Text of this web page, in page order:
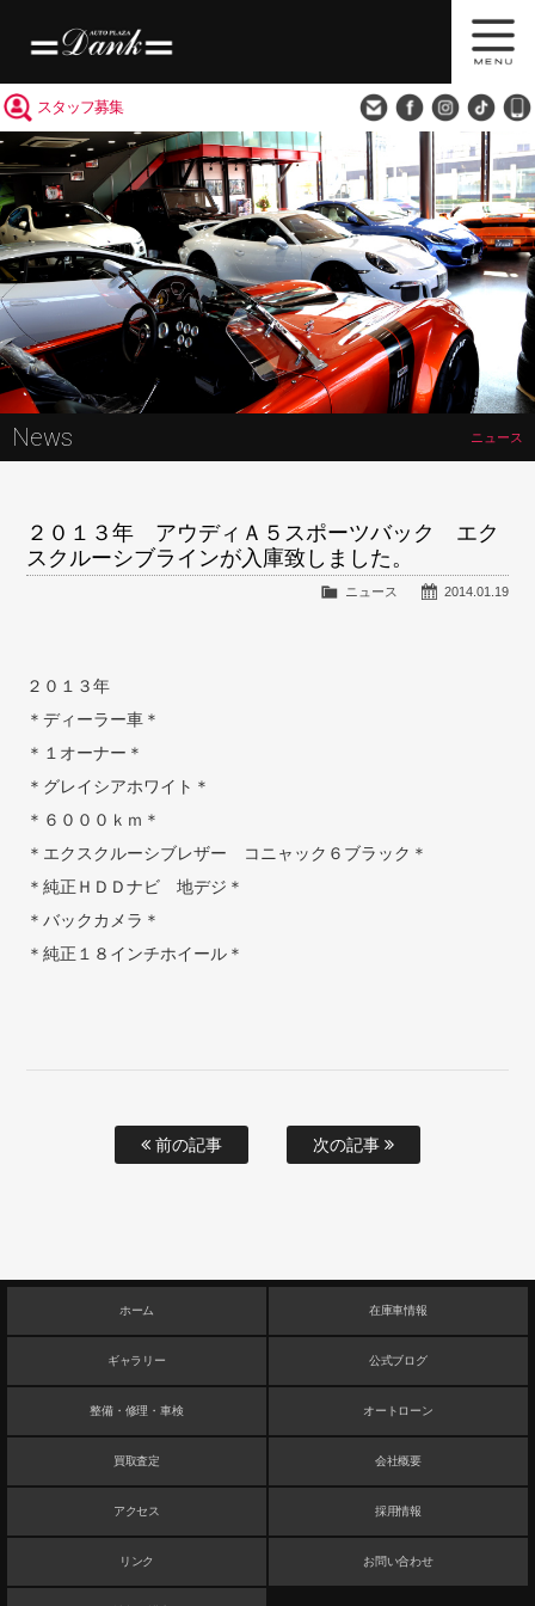
スタッフ募集
News ニュース
２０１３年 アウディＡ５スポーツバック エク
スクルーシブラインが入庫致しました。
2014.01.19
ニュース
２０１３年
＊ディーラー車＊
＊１オーナー＊
＊グレイシアホワイト＊
＊６０００ｋｍ＊
＊エクスクルーシブレザー コニャック６ブラック＊
＊純正ＨＤＤナビ 地デジ＊
＊バックカメラ＊
＊純正１８インチホイール＊
前の記事 次の記事
ホーム 在庫車情報
ギャラリー 公式ブログ
整備・修理・車検 オートローン
買取査定 会社概要
アクセス 採用情報
リンク お問い合わせ